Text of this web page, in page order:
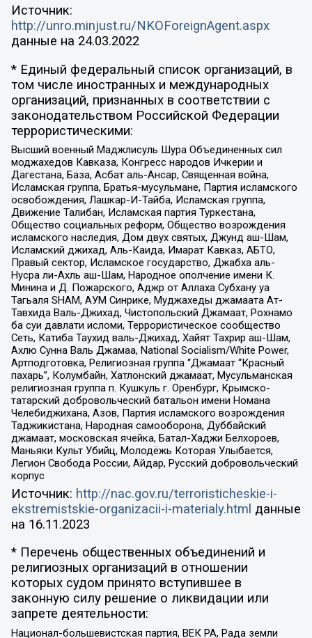
Источник:
http://unro.minjust.ru/NKOForeignAgent.aspx
данные на 24.03.2022
* Единый федеральный список организаций, в
том числе иностранных и международных
организаций, признанных в соответствии с
законодательством Российской Федерации
террористическими:
Высший военный Маджлисуль Шура Объединенных сил
моджахедов Кавказа, Конгресс народов Ичкерии и
Дагестана, База, Асбат аль-Ансар, Священная война,
Исламская группа, Братья-мусульмане, Партия исламского
освобождения, Лашкар-И-Тайба, Исламская группа,
Движение Талибан, Исламская партия Туркестана,
Общество социальных реформ, Общество возрождения
исламского наследия, Дом двух святых, Джунд аш-Шам,
Исламский джихад, Аль-Каида, Имарат Кавказ, АБТО,
Правый сектор, Исламское государство, Джабха аль-
Нусра ли-Ахль аш-Шам, Народное ополчение имени К.
Минина и Д. Пожарского, Аджр от Аллаха Субхану уа
Тагьаля SHAM, АУМ Синрике, Муджахеды джамаата Ат-
Тавхида Валь-Джихад, Чистопольский Джамаат, Рохнамо
ба суи давлати исломи, Террористическое сообщество
Сеть, Катиба Таухид валь-Джихад, Хайят Тахрир аш-Шам,
Ахлю Сунна Валь Джамаа, National Socialism/White Power,
Артподготовка, Религиозная группа “Джамаат “Красный
пахарь”, Колумбайн, Хатлонский джамаат, Мусульманская
религиозная группа п. Кушкуль г. Оренбург, Крымско-
татарский добровольческий батальон имени Номана
Челебиджихана, Азов, Партия исламского возрождения
Таджикистана, Народная самооборона, Дуббайский
джамаат, московская ячейка, Батал-Хаджи Белхороев,
Маньяки Культ Убийц, Молодёжь Которая Улыбается,
Легион Свобода России, Айдар, Русский добровольческий
корпус
Источник: http://nac.gov.ru/terroristicheskie-i-
ekstremistskie-organizacii-i-materialy.html данные
на 16.11.2023
* Перечень общественных объединений и
религиозных организаций в отношении
которых судом принято вступившее в
законную силу решение о ликвидации или
запрете деятельности:
Национал-большевистская партия, ВЕК РА, Рада земли